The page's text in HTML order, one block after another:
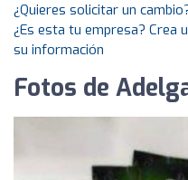
¿Quieres solicitar un
¿Es esta tu empresa? Crea
su información
Fotos de